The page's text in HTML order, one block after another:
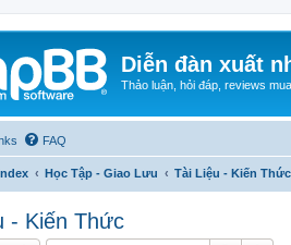
Diễn đàn xuất
Thảo luận, hỏi đáp, reviews
FAQ
Học Tập - Giao Lưu Tài Liệu - Kiến Thức
- Kiến Thức